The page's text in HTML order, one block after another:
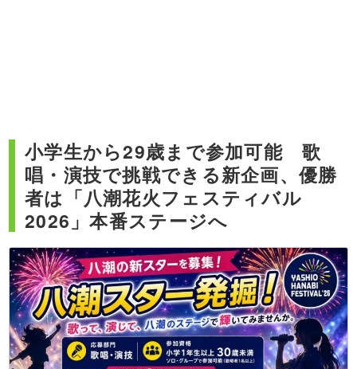
小学生から29歳まで参加可能 歌
唱・演技で挑戦できる新企画、優勝
者は「八潮花火フェスティバル
2026」本番ステージへ